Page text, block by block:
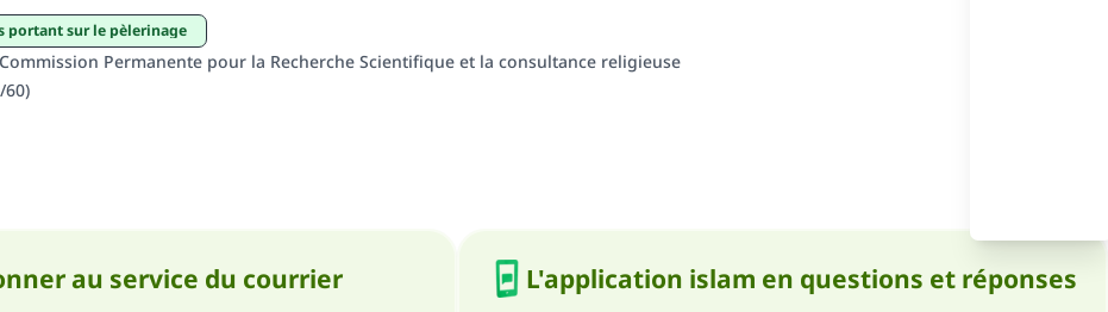
portant sur le pèlerinage
Permanente pour la Recherche Scientifique et la consultance religieuse
60)
au service du courrier L'application islam en questions et réponses